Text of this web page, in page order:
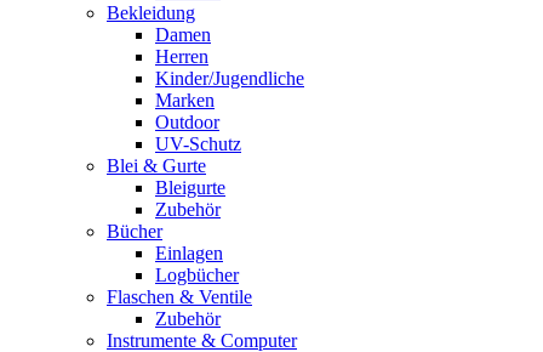
Bekleidung
Damen
Herren
Kinder/Jugendliche
Marken
Outdoor
UV-Schutz
Blei & Gurte
Bleigurte
Zubehör
Bücher
Einlagen
Logbücher
Flaschen & Ventile
Zubehör
Instrumente & Computer